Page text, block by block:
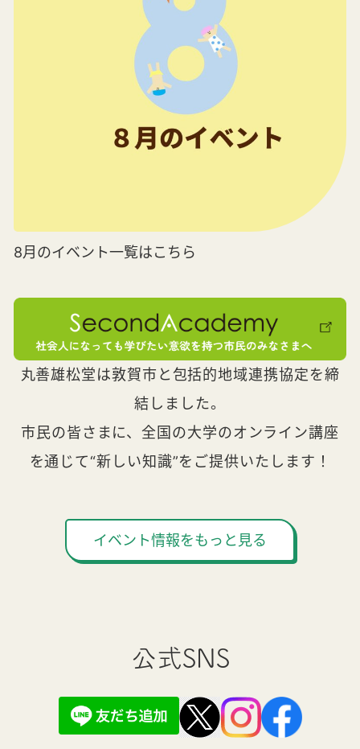
8月のイベント一覧はこちら
丸善雄松堂は敦賀市と包括的地域連携協定を締
結しました。
市民の皆さまに、全国の大学のオンライン講座
を通じて“新しい知識”をご提供いたします！
イベント情報をもっと見る
公式SNS